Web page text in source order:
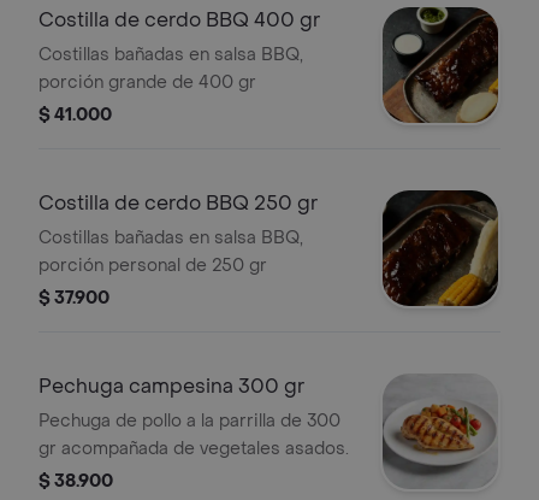
Costilla de cerdo BBQ 400 gr
Costillas bañadas en salsa BBQ,
porción grande de 400 gr
$ 41.000
Costilla de cerdo BBQ 250 gr
Costillas bañadas en salsa BBQ,
porción personal de 250 gr
$ 37.900
Pechuga campesina 300 gr
Pechuga de pollo a la parrilla de 300
gr acompañada de vegetales asados.
$ 38.900